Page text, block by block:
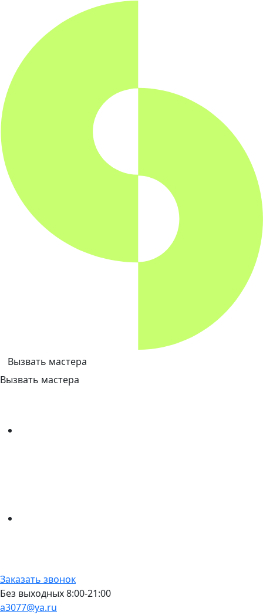
Вызвать мастера
Вызвать мастера
Заказать звонок
Без выходных 8:00-21:00
a3077@ya.ru